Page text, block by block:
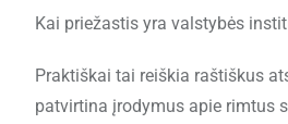
Kai priežastis yra valstybės
Praktiškai tai reiškia raštiškus
patvirtina įrodymus apie rimtus